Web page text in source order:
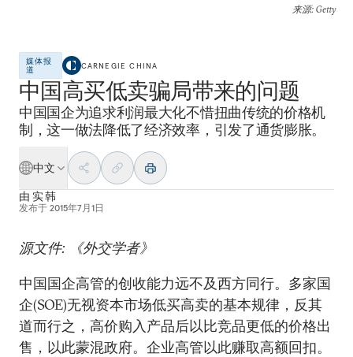
来源: Getty
媒体报
道
CARNEGIE CHINA
中国高买低卖骗局带来的问题
中国国企为追求利润最大化不惜扭曲传统的价格机
制，这一做法降低了经济效率，引发了通货膨胀。
中文
由 实 韩
发布于 2015年7月1日
源文件: 《外交学者》
中国国企高管的创收能力远不及西方同行。多家国
企(SOE)无视资本市场低买高卖的基本规律，反其
道而行之，高价购入产品后以比竞品更低的价格出
售，以此蒙混政府。企业高管以此赚取高额回扣。